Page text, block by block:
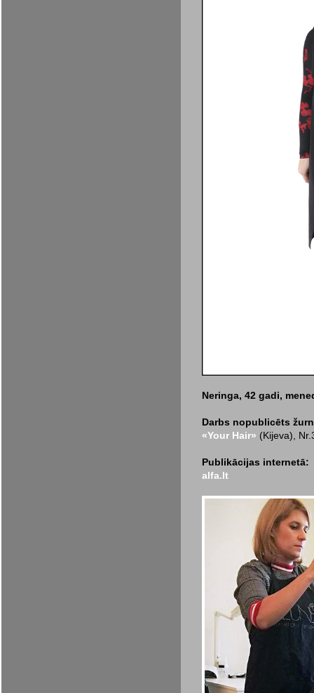
Neringa, 42 gadi,
Darbs nopublicēts
«Your Hair» (Kijeva),
Publikācijas internetā:
alfa.lt